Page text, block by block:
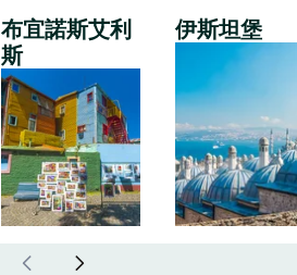
布宜諾斯艾利
斯
伊斯坦堡